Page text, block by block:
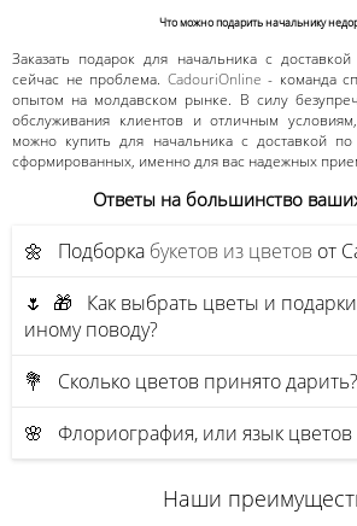
Что можно подарить начальнику
Заказать подарок для начальника с
сейчас не проблема. CadouriOnline - команда
опытом на молдавском рынке. В силу
обслуживания клиентов и отличным
можно купить для начальника с доставкой
сформированных, именно для вас надежных
Ответы на большинство
🌼 Подборка букетов из цветов от
🌷 🎁 Как выбрать цветы и
иному поводу?
💐 Сколько цветов принято дарить?
🌸 Флориография, или язык цветов
Наши